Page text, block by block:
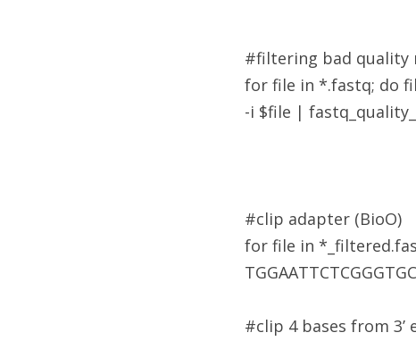
#filtering bad quality
for file in *.fastq; do
-i $file |
#clip adapter (BioO)
for file in
#clip 4 bases from